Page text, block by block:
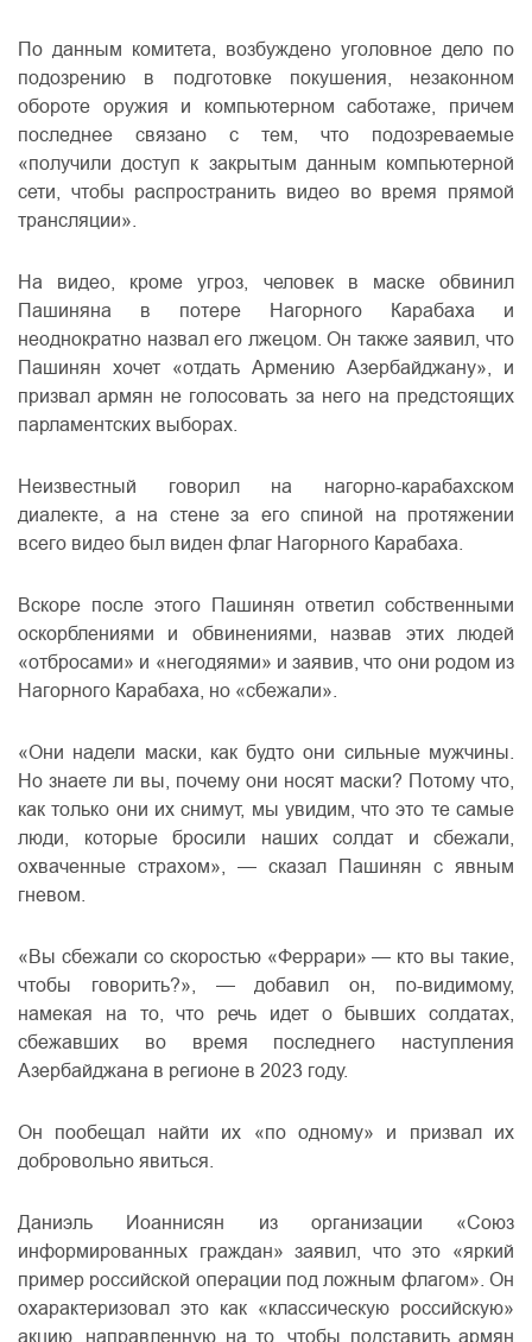
По данным комитета, возбуждено уголовное дело по
подозрению в подготовке покушения, незаконном
обороте оружия и компьютерном саботаже, причем
последнее связано с тем, что подозреваемые
«получили доступ к закрытым данным компьютерной
сети, чтобы распространить видео во время прямой
трансляции».
На видео, кроме угроз, человек в маске обвинил
Пашиняна в потере Нагорного Карабаха и
неоднократно назвал его лжецом. Он также заявил, что
Пашинян хочет «отдать Армению Азербайджану», и
призвал армян не голосовать за него на предстоящих
парламентских выборах.
Неизвестный говорил на нагорно-карабахском
диалекте, а на стене за его спиной на протяжении
всего видео был виден флаг Нагорного Карабаха.
Вскоре после этого Пашинян ответил собственными
оскорблениями и обвинениями, назвав этих людей
«отбросами» и «негодяями» и заявив, что они родом из
Нагорного Карабаха, но «сбежали».
«Они надели маски, как будто они сильные мужчины.
Но знаете ли вы, почему они носят маски? Потому что,
как только они их снимут, мы увидим, что это те самые
люди, которые бросили наших солдат и сбежали,
охваченные страхом», — сказал Пашинян с явным
гневом.
«Вы сбежали со скоростью «Феррари» — кто вы такие,
чтобы говорить?», — добавил он, по-видимому,
намекая на то, что речь идет о бывших солдатах,
сбежавших во время последнего наступления
Азербайджана в регионе в 2023 году.
Он пообещал найти их «по одному» и призвал их
добровольно явиться.
Даниэль Иоаннисян из организации «Союз
информированных граждан» заявил, что это «яркий
пример российской операции под ложным флагом». Он
охарактеризовал это как «классическую российскую»